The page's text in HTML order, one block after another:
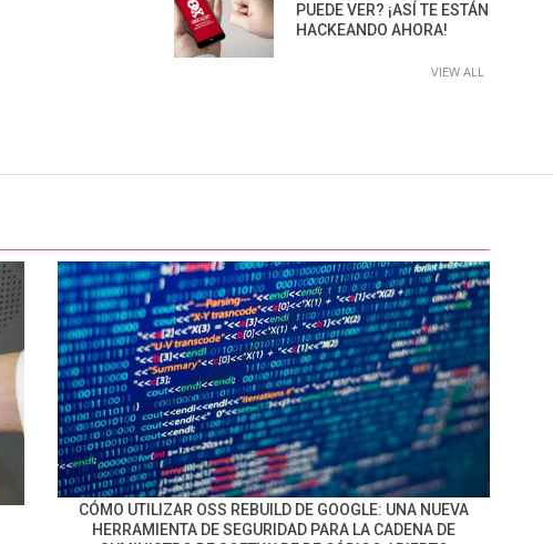
PUEDE VER? ¡ASÍ TE ESTÁN
HACKEANDO AHORA!
VIEW ALL
CÓMO UTILIZAR OSS REBUILD DE GOOGLE: UNA NUEVA
HERRAMIENTA DE SEGURIDAD PARA LA CADENA DE